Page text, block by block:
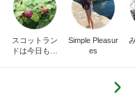
スコットラン
ドは今日も曇
Simple Pleasur
es